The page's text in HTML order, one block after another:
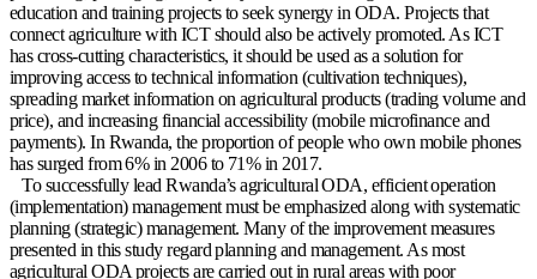
education and training projects to seek synergy in ODA. Projects that
connect agriculture with ICT should also be actively promoted. As ICT
has cross-cutting characteristics, it should be used as a solution for
improving access to technical information (cultivation techniques),
spreading market information on agricultural products (trading volume and
price), and increasing financial accessibility (mobile microfinance and
payments). In Rwanda, the proportion of people who own mobile phones
has surged from 6% in 2006 to 71% in 2017.
To successfully lead Rwanda’s agricultural ODA, efficient operation
(implementation) management must be emphasized along with systematic
planning (strategic) management. Many of the improvement measures
presented in this study regard planning and management. As most
agricultural ODA projects are carried out in rural areas with poor